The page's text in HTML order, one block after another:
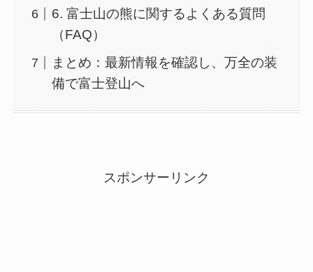
6. 富士山の熊に関するよくある質問
（FAQ）
まとめ：最新情報を確認し、万全の装
備で富士登山へ
スポンサーリンク